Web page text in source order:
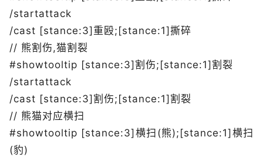
/startattack
/cast [stance:3]重殴;[stance:1]撕碎
// 熊割伤,猫割裂
#showtooltip [stance:3]割伤;[stance:1]割裂
/startattack
/cast [stance:3]割伤;[stance:1]割裂
// 熊猫对应横扫
#showtooltip [stance:3]横扫(熊);[stance:1]横扫
(豹)